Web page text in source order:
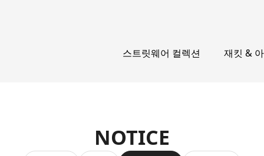
스트릿웨어 컬렉션 재킷 &
NOTICE